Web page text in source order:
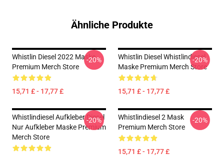
Ähnliche Produkte
Whistlin Diesel 2022 Maske
Premium Merch Store
15,71 £ - 17,77 £
-20%
Whistlin Diesel Whistlindiesel
Maske Premium Merch Store
15,71 £ - 17,77 £
-20%
Whistlindiesel Aufkleber Diesel
Nur Aufkleber Maske Premium
Merch Store
-20%
Whistlindiesel 2 Mask
Premium Merch Store
15,71 £ - 17,77 £
-20%